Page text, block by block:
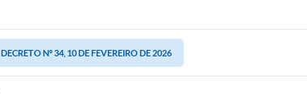
DECRETO Nº 34, 10 DE FEVEREIRO DE 2026